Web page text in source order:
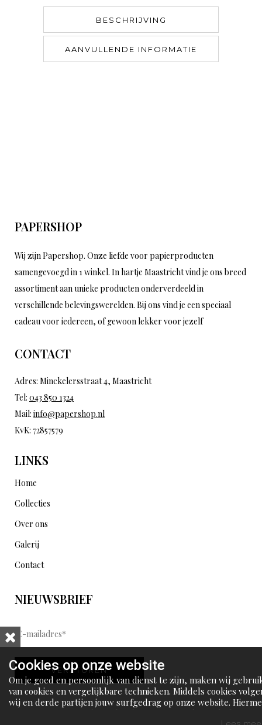
BESCHRIJVING
AANVULLENDE INFORMATIE
PAPERSHOP
Wij zijn Papershop. Onze liefde voor papierproducten
samengevoegd in 1 winkel. In hartje Maastricht vind je ons breed
assortiment aan unieke producten onderverdeeld in
verschillende belevingswerelden. Bij ons vind je een speciaal
cadeau voor iedereen, of gewoon lekker voor jezelf
CONTACT
Adres: Minckelersstraat 4, Maastricht
Tel: 043 850 1324
Mail: info@papershop.nl
KvK: 72857579
LINKS
Home
Collecties
Over ons
Galerij
Contact
NIEUWSBRIEF
E
-
m
a
i
l
VERSTUREN
Cookies op onze website
Om je goed en persoonlijk van dienst te zijn, maken wij
van cookies en vergelijkbare technieken. Middels cookies
wij en derde partijen jouw surfgedrag op onze website.